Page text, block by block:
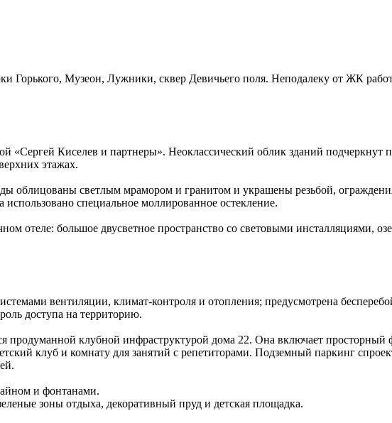
Горького, Музеон, Лужники, сквер Девичьего поля. Неподалеку от ЖК
«Сергей Киселев и партнеры». Неоклассический облик зданий
этажах.
облицованы светлым мрамором и гранитом и украшены резьбой,
специальное моллированное остекление.
отеле: большое двусветное пространство со световыми инсталляциями,
вентиляции, климат-контроля и отопления; предусмотрена
доступа на территорию.
продуманной клубной инфраструктурой дома 22. Она включает просторный
клуб и комнату для занятий с репетиторами. Подземный паркинг
и фонтанами.
зоны отдыха, декоративный пруд и детская площадка.